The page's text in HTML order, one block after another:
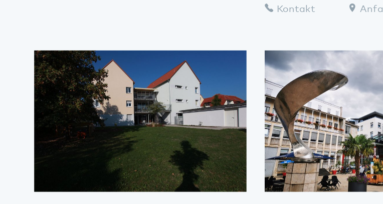
Maikammer
Kontakt Anfahrt Mehr
Neustadt
Kontakt Anfahrt